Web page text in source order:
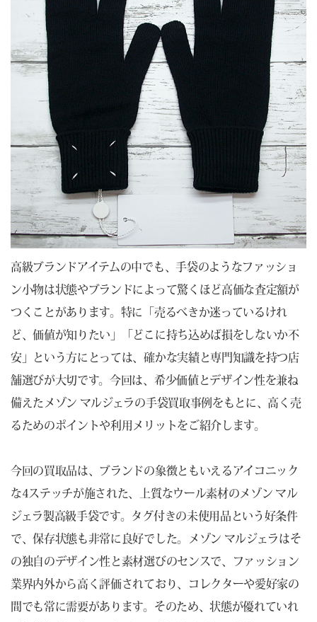
高級ブランドアイテムの中でも、手袋のようなファッショ
ン小物は状態やブランドによって驚くほど高価な査定額が
つくことがあります。特に「売るべきか迷っているけれ
ど、価値が知りたい」「どこに持ち込めば損をしないか不
安」という方にとっては、確かな実績と専門知識を持つ店
舗選びが大切です。今回は、希少価値とデザイン性を兼ね
備えたメゾン マルジェラの手袋買取事例をもとに、高く売
るためのポイントや利用メリットをご紹介します。
今回の買取品は、ブランドの象徴ともいえるアイコニック
な4ステッチが施された、上質なウール素材のメゾン マル
ジェラ製高級手袋です。タグ付きの未使用品という好条件
で、保存状態も非常に良好でした。メゾン マルジェラはそ
の独自のデザイン性と素材選びのセンスで、ファッション
業界内外から高く評価されており、コレクターや愛好家の
間でも常に需要があります。そのため、状態が優れていれ